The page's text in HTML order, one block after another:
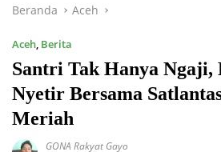
Beranda Aceh
Aceh, Berita
Santri Tak Hanya
Nyetir Bersama
Meriah
GONA Rakyat Gayo